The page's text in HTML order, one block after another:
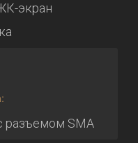
экран
разъемом SMA